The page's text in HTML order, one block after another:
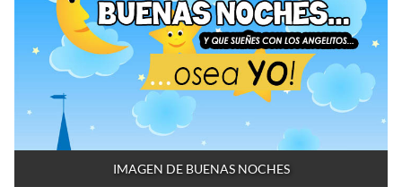
IMAGEN DE BUENAS NOCHES